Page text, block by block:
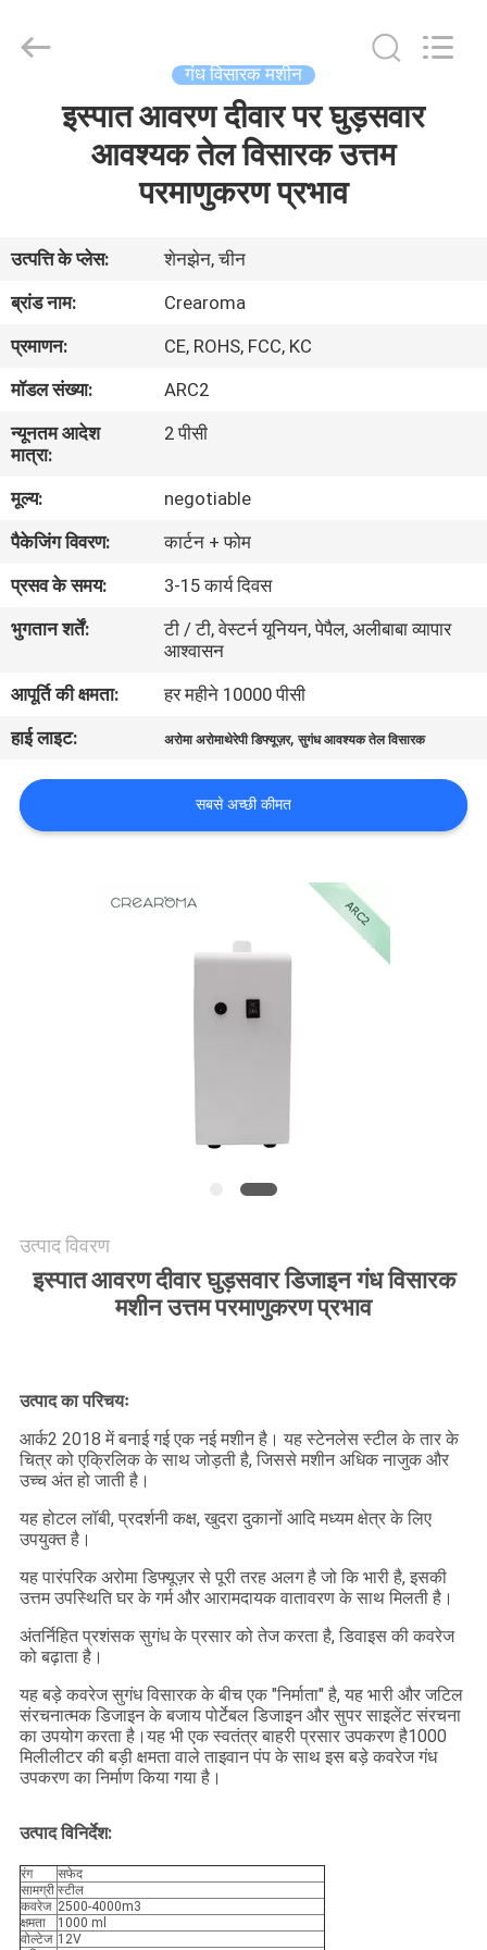
वीडियो
दिखाएँ
हमारे
बारे
में
कारखाना
भ्रमण
गुणवत्ता
नियंत्रण
संपर्क
करें
गोपनीयता
Market.
गंध विसारक मशीन
इस्पात आवरण दीवार पर घुड़सवार
आवश्यक तेल विसारक उत्तम
परमाणुकरण प्रभाव
उत्पत्ति के प्लेस:
शेनझेन, चीन
ब्रांड नाम:
Crearoma
प्रमाणन:
CE, ROHS, FCC, KC
मॉडल संख्या:
ARC2
न्यूनतम आदेश
मात्रा:
2 पीसी
मूल्य:
negotiable
पैकेजिंग विवरण:
कार्टन + फोम
प्रसव के समय:
3-15 कार्य दिवस
भुगतान शर्तें:
टी / टी, वेस्टर्न यूनियन, पेपैल, अलीबाबा व्यापार
आश्वासन
आपूर्ति की क्षमता:
हर महीने 10000 पीसी
हाई लाइट:
अरोमा अरोमाथेरेपी डिफ्यूज़र,सुगंध आवश्यक तेल विसारक
सबसे अच्छी कीमत
उत्पाद विवरण
इस्पात आवरण दीवार घुड़सवार डिजाइन गंध विसारक
मशीन उत्तम परमाणुकरण प्रभाव
उत्पाद का परिचयः
आर्क2 2018 में बनाई गई एक नई मशीन है। यह स्टेनलेस स्टील के तार के
चित्र को एक्रिलिक के साथ जोड़ती है, जिससे मशीन अधिक नाजुक और
उच्च अंत हो जाती है।
यह होटल लॉबी, प्रदर्शनी कक्ष, खुदरा दुकानों आदि मध्यम क्षेत्र के लिए
उपयुक्त है।
यह पारंपरिक अरोमा डिफ्यूज़र से पूरी तरह अलग है जो कि भारी है, इसकी
उत्तम उपस्थिति घर के गर्म और आरामदायक वातावरण के साथ मिलती है।
अंतर्निहित प्रशंसक सुगंध के प्रसार को तेज करता है, डिवाइस की कवरेज
को बढ़ाता है।
यह बड़े कवरेज सुगंध विसारक के बीच एक "निर्माता" है, यह भारी और जटिल
संरचनात्मक डिजाइन के बजाय पोर्टेबल डिजाइन और सुपर साइलेंट संरचना
का उपयोग करता है।यह भी एक स्वतंत्र बाहरी प्रसार उपकरण है1000
मिलीलीटर की बड़ी क्षमता वाले ताइवान पंप के साथ इस बड़े कवरेज गंध
उपकरण का निर्माण किया गया है।
उत्पाद विनिर्देश:
रंग
सफेद
सामग्री स्टील
कवरेज 2500-4000m3
क्षमता
1000 ml
वोल्टेज 12V